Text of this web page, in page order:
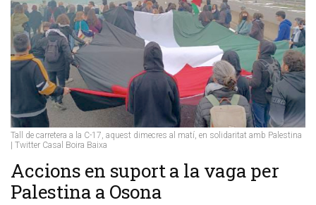
Tall de carretera a la C-17, aquest dimecres al matí, en solidaritat amb Palestina
| Twitter Casal Boira Baixa
Accions en suport a la vaga per
Palestina a Osona